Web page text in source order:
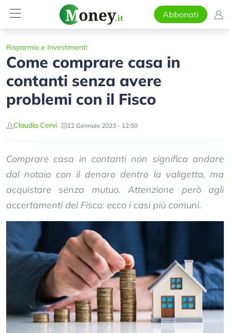
Abbonati
Risparmio e Investimenti
Come comprare casa in
contanti senza avere
problemi con il Fisco
Claudia Cervi 12 Gennaio 2023 - 12:50
Comprare casa in contanti non significa andare
dal notaio con il denaro dentro la valigetta, ma
acquistare senza mutuo. Attenzione però agli
accertamenti del Fisco: ecco i casi più comuni.